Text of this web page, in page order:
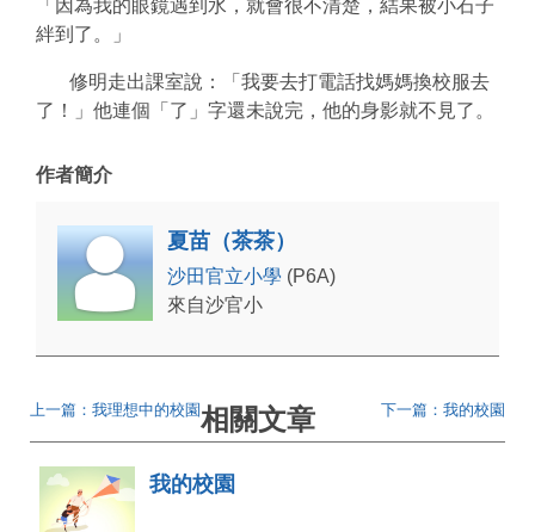
「因為我的眼鏡遇到水，就會很不清楚，結果被小石子
絆到了。」
修明走出課室說：「我要去打電話找媽媽換校服去
了！」他連個「了」字還未說完，他的身影就不見了。
作者簡介
夏苗（茶茶）
沙田官立小學 (P6A)
來自沙官小
上一篇：我理想中的校園 下一篇：我的校園
相關文章
我的校園